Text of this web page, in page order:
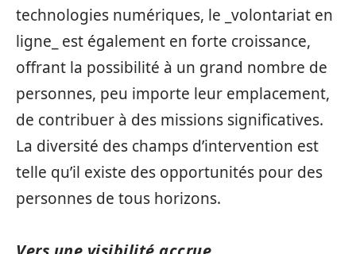
technologies numériques, le _volontariat en
ligne_ est également en forte croissance,
offrant la possibilité à un grand nombre de
personnes, peu importe leur emplacement,
de contribuer à des missions significatives.
La diversité des champs d’intervention est
telle qu’il existe des opportunités pour des
personnes de tous horizons.